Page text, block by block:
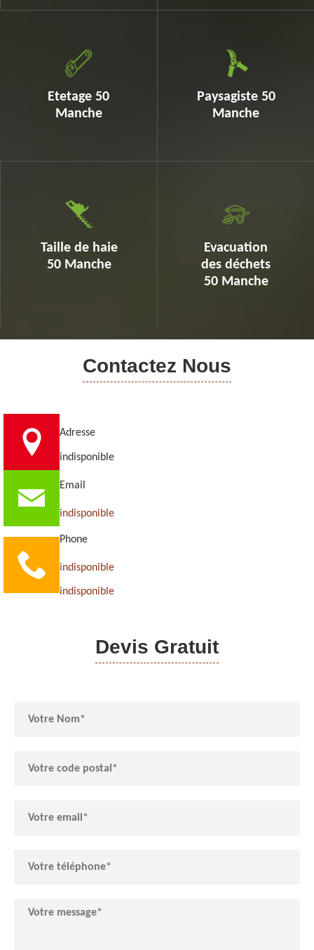
Etetage 50
Manche
Paysagiste 50
Manche
Taille de haie
50 Manche
Evacuation
des déchets
50 Manche
Contactez Nous
Adresse
indisponible
Email
indisponible
Phone
indisponible
indisponible
Devis Gratuit